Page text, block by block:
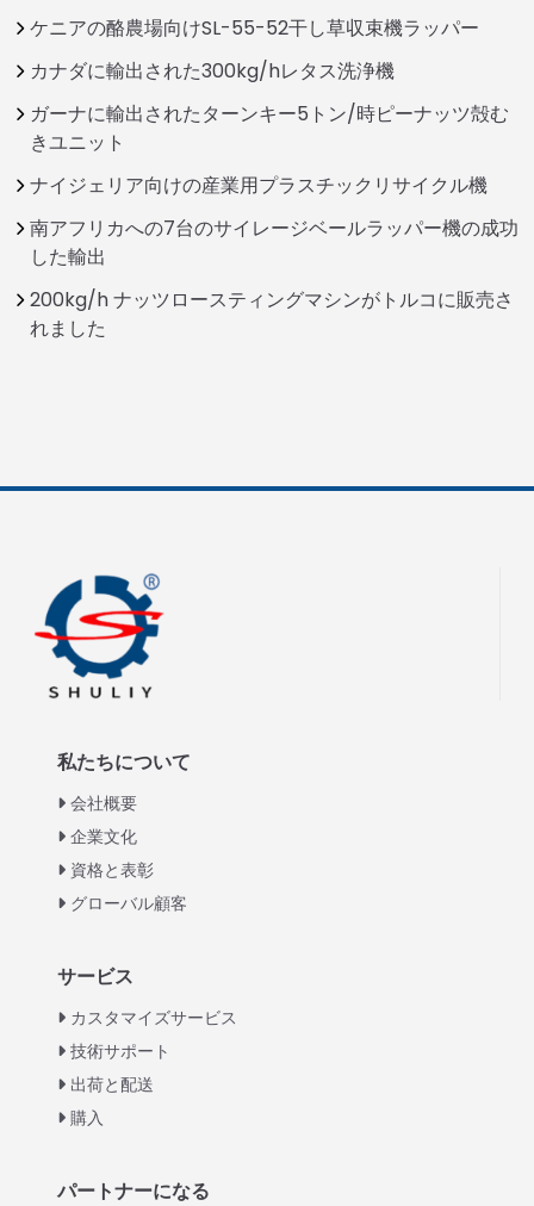
ケニアの酪農場向けSL-55-52干し草収束機ラッパー
カナダに輸出された300kg/hレタス洗浄機
ガーナに輸出されたターンキー5トン/時ピーナッツ殻む
きユニット
ナイジェリア向けの産業用プラスチックリサイクル機
南アフリカへの7台のサイレージベールラッパー機の成功
した輸出
200kg/h ナッツロースティングマシンがトルコに販売さ
れました
私たちについて
会社概要
企業文化
資格と表彰
グローバル顧客
サービス
カスタマイズサービス
技術サポート
出荷と配送
購入
パートナーになる